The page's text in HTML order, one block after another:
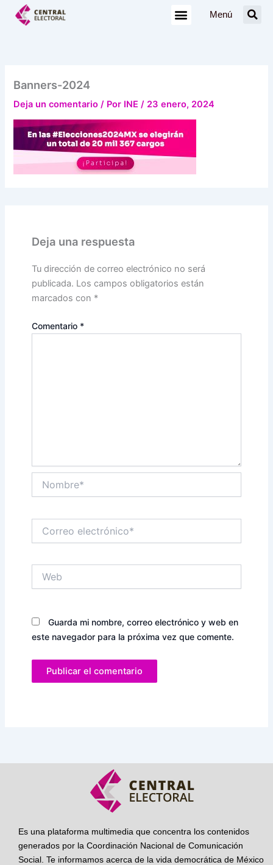
Menú
Banners-2024
Deja un comentario / Por INE/ 23 enero, 2024
Deja una respuesta
Tu dirección de correo electrónico no será
publicada. Los campos obligatorios están
marcados con *
Comentario *
electrónico*
Guarda mi nombre, correo electrónico y web en
este navegador para la próxima vez que comente.
Es una plataforma multimedia que concentra los contenidos
generados por la Coordinación Nacional de Comunicación
Social. Te informamos acerca de la vida democrática de México